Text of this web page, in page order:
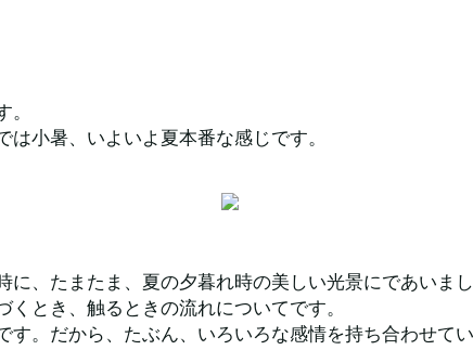
。
は小暑、いよいよ夏本番な感じです。
に、たまたま、夏の夕暮れ時の美しい光景にであいまし
くとき、触るときの流れについてです。
す。だから、たぶん、いろいろな感情を持ち合わせてい